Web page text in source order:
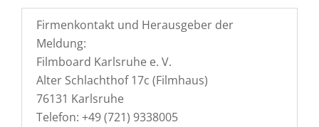
Firmenkontakt und Herausgeber der
Meldung:
Filmboard Karlsruhe e. V.
Alter Schlachthof 17c (Filmhaus)
76131 Karlsruhe
Telefon: +49 (721) 9338005